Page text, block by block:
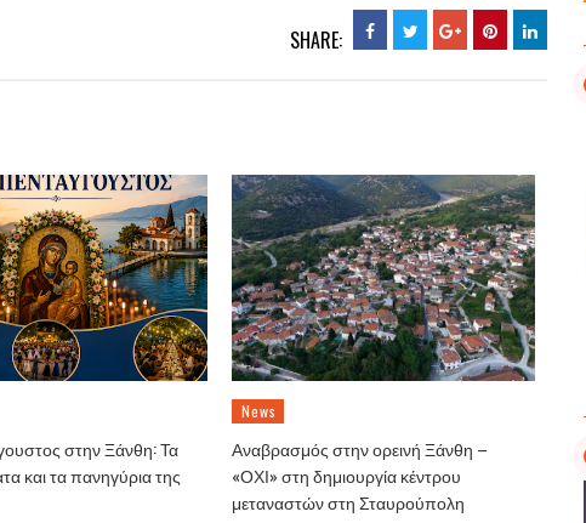
SHARE:
στην Ξάνθη: Τα
και τα πανηγύρια της
News
Αναβρασμός στην ορεινή Ξάνθη –
«ΟΧΙ» στη δημιουργία κέντρου
μεταναστών στη Σταυρούπολη